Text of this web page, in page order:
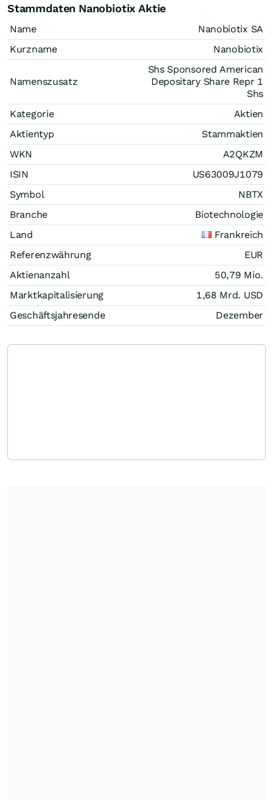
Stammdaten Nanobiotix Aktie
Name
Nanobiotix SA
Kurzname
Nanobiotix
Namenszusatz
Shs Sponsored American
Depositary Share Repr 1
Shs
Kategorie
Aktien
Aktientyp
Stammaktien
WKN
A2QKZM
ISIN
US63009J1079
Symbol
NBTX
Branche
Biotechnologie
Land
Frankreich
Referenzwährung
EUR
Aktienanzahl
50,79 Mio.
Marktkapitalisierung
1,68 Mrd. USD
Geschäftsjahresende
Dezember